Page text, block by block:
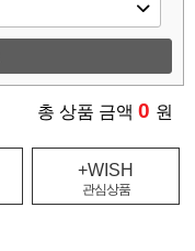
총 상품 금액 0 원
+WISH
관심상품